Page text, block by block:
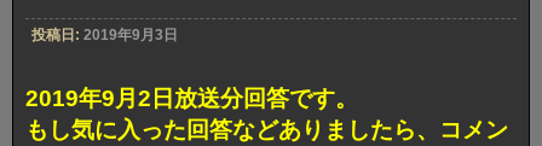
カ
投稿日: 2019年9月3日
2019年9月2日放送分回答です。
もし気に入った回答などありましたら、コメン